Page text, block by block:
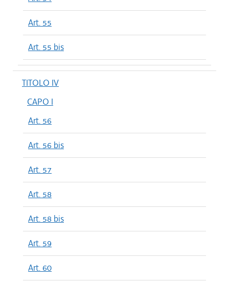
Art. 55
Art. 55 bis
TITOLO IV
CAPO I
Art. 56
Art. 56 bis
Art. 57
Art. 58
Art. 58 bis
Art. 59
Art. 60